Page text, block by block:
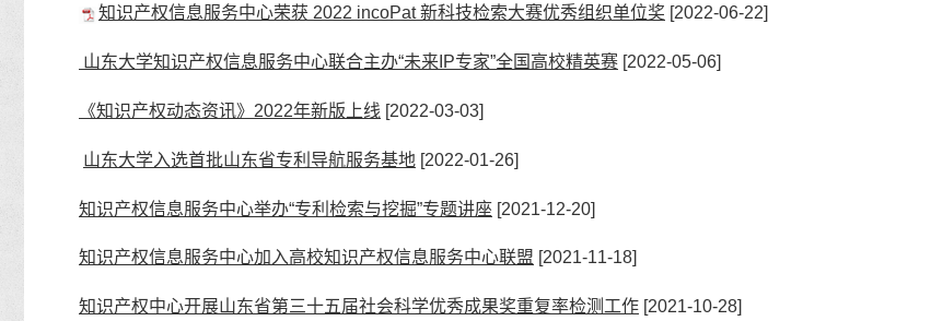
知识产权信息服务中心荣获 2022 incoPat 新科技检索大赛优秀组织单位奖 [2022-06-22]
山东大学知识产权信息服务中心联合主办“未来IP专家”全国高校精英赛 [2022-05-06]
《知识产权动态资讯》2022年新版上线 [2022-03-03]
山东大学入选首批山东省专利导航服务基地 [2022-01-26]
知识产权信息服务中心举办“专利检索与挖掘”专题讲座 [2021-12-20]
知识产权信息服务中心加入高校知识产权信息服务中心联盟 [2021-11-18]
知识产权中心开展山东省第三十五届社会科学优秀成果奖重复率检测工作 [2021-10-28]